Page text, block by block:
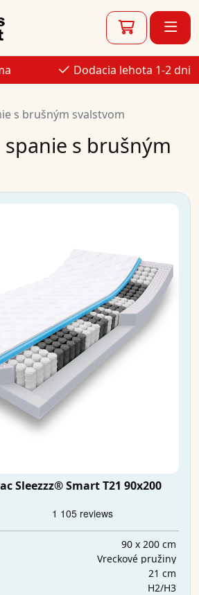
Dodacia lehota 1-2 dni
s brušným svalstvom
spanie s brušným
Sleezzz® Smart T21 90x200
90 x 200 cm
Vreckové pružiny
21 cm
H2/H3